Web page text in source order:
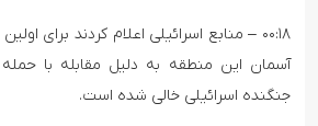
۰۰:۱۸ – منابع اسرائیلی اعلام کردند برای
آسمان این منطقه به دلیل مقابله با حمله
جنگنده اسرائیلی خالی شده است.